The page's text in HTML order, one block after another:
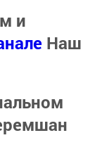
и
Наш